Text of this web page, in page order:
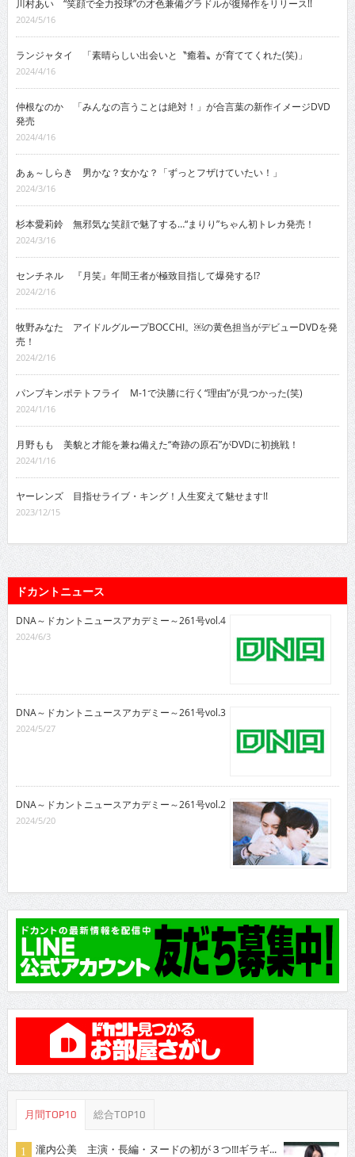
川村あい “笑顔で全力投球”の才色兼備グラドルが復帰作をリリース!!
2024/5/16
ランジャタイ 「素晴らしい出会いと〝癒着〟が育ててくれた(笑)」
2024/4/16
仲根なのか 「みんなの言うことは絶対！」が合言葉の新作イメージDVD
発売
2024/4/16
あぁ～しらき 男かな？女かな？「ずっとフザけていたい！」
2024/3/16
杉本愛莉鈴 無邪気な笑顔で魅了する…“まりり”ちゃん初トレカ発売！
2024/3/16
センチネル 『月笑』年間王者が極致目指して爆発する!?
2024/2/16
牧野みなた アイドルグループBOCCHI。￼の黄色担当がデビューDVDを発
売！
2024/2/16
パンプキンポテトフライ M-1で決勝に行く“理由”が見つかった(笑)
2024/1/16
月野もも 美貌と才能を兼ね備えた“奇跡の原石”がDVDに初挑戦！
2024/1/16
ヤーレンズ 目指せライブ・キング！人生変えて魅せます!!
2023/12/15
ドカントニュース
DNA～ドカントニュースアカデミー～261号vol.4
2024/6/3
DNA～ドカントニュースアカデミー～261号vol.3
2024/5/27
DNA～ドカントニュースアカデミー～261号vol.2
2024/5/20
月間TOP10 総合TOP10
瀧内公美 主演・長編・ヌードの初が３つ!!!ギラギ...